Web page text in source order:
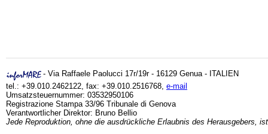
- Via Raffaele Paolucci 17r/19r - 16129 Genua - ITALIEN
tel.: +39.010.2462122, fax: +39.010.2516768, e-mail
Umsatzsteuernummer: 03532950106
Registrazione Stampa 33/96 Tribunale di Genova
Verantwortlicher Direktor: Bruno Bellio
Jede Reproduktion, ohne die ausdrückliche Erlaubnis des Herausgebers,